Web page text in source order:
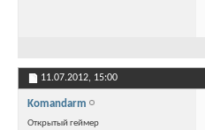
11.07.2012, 15:00
Komandarm
Открытый геймер